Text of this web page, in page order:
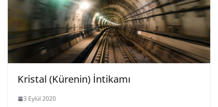
Kristal (Kürenin) İntikamı
3 Eylül 2020